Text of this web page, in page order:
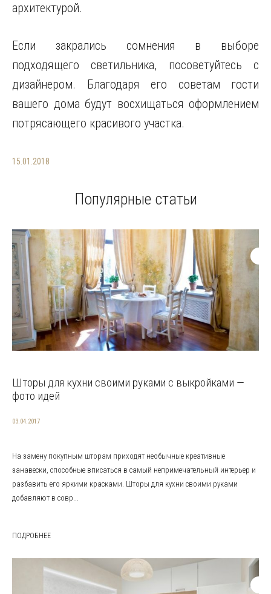
архитектурой.
Если закрались сомнения в выборе
подходящего светильника, посоветуйтесь с
дизайнером. Благодаря его советам гости
вашего дома будут восхищаться оформлением
потрясающего красивого участка.
15.01.2018
Популярные статьи
Шторы для кухни своими руками с выкройками —
фото идей
03.04.2017
На замену покупным шторам приходят необычные креативные
занавески, способные вписаться в самый непримечательный интерьер и
разбавить его яркими красками. Шторы для кухни своими руками
добавляют в совр...
ПОДРОБНЕЕ